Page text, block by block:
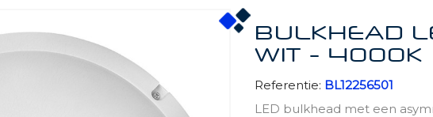
BULKHEAD
WIT - 4000K
Referentie: BL12256501
LED bulkhead met een